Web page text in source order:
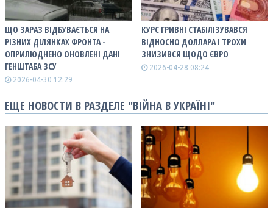
ЩО ЗАРАЗ ВІДБУВАЄТЬСЯ НА
РІЗНИХ ДІЛЯНКАХ ФРОНТА -
ОПРИЛЮДНЕНО ОНОВЛЕНІ ДАНІ
ГЕНШТАБА ЗСУ
2026-04-30 12:29
КУРС ГРИВНІ СТАБІЛІЗУВАВСЯ
ВІДНОСНО ДОЛЛАРА І ТРОХИ
ЗНИЗИВСЯ ЩОДО ЄВРО
2026-04-28 08:24
ЕЩЕ НОВОСТИ В РАЗДЕЛЕ "ВІЙНА В УКРАЇНІ"